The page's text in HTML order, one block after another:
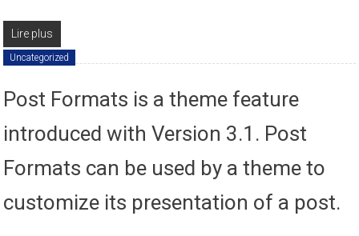
Lire plus
Uncategorized
Post Formats is a theme feature
introduced with Version 3.1. Post
Formats can be used by a theme to
customize its presentation of a post.